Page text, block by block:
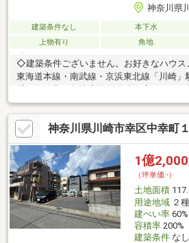
神奈川県
建築条件なし 本下水
上物有り
角地
◇建築条件ございません。お好きなハウ
東海道本線・南武線・京浜東北線「川崎
りもスムーズ◇スーパー、コンビニ、ホー
等全て徒歩圏内◇住宅・アパート・賃貸併
用地等、様々な用途でご検討いただけます
イフ川崎御幸店…徒歩6分（約420ｍ）ファ
一丁目店…徒歩3分（約200ｍ）コーナン川
180ｍ）小向第3公園…徒歩3分（約190ｍ
（約240ｍ）
神奈川県川崎市幸区中幸町
1億2,000
（坪単価:-）
土地面積
用途地域２
建ぺい率60%
容積率200%
建築条件なし